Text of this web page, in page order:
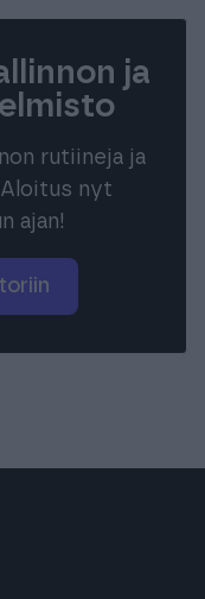
ja
rutiineja ja
Aloitus nyt
ajan!